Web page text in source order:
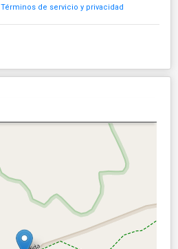
Términos de servicio y privacidad